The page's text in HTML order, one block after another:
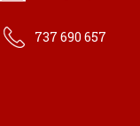
737 690 657